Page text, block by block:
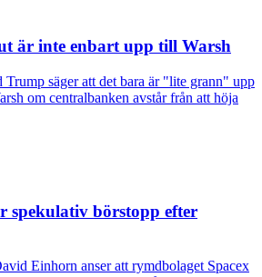
är inte enbart upp till Warsh
säger att det bara är "lite grann" upp
om centralbanken avstår från att höja
spekulativ börstopp efter
Einhorn anser att rymdbolaget Spacex